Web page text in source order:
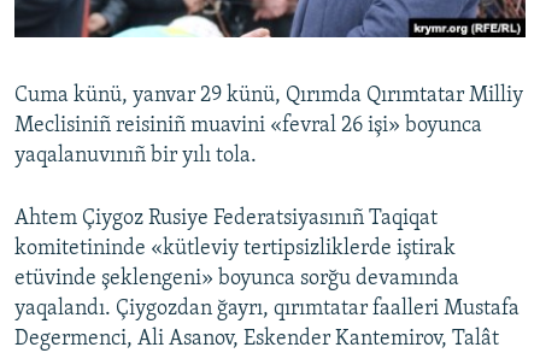
Русский
Українською
QOŞULIÑIZ!
RFE/RS bütün saytları
Cuma künü, yanvar 29 künü, Qırımda Qırımtatar Milliy
Meclisiniñ reisiniñ muavini «fevral 26 işi» boyunca
yaqalanuvınıñ bir yılı tola.
Ahtem Çiygoz Rusiye Federatsiyasınıñ Taqiqat
komitetininde «kütleviy tertipsizliklerde iştirak
etüvinde şeklengeni» boyunca sorğu devamında
yaqalandı. Çiygozdan ğayrı, qırımtatar faalleri Mustafa
Degermenci, Ali Asanov, Eskender Kantemirov, Talât